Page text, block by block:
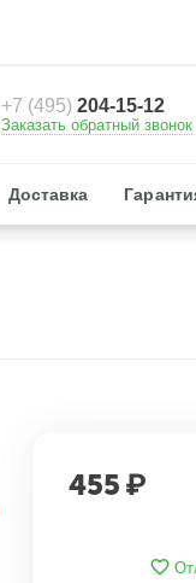
+7 (495)204-15-12
Заказать обратный звонок
Доставка
455 ₽